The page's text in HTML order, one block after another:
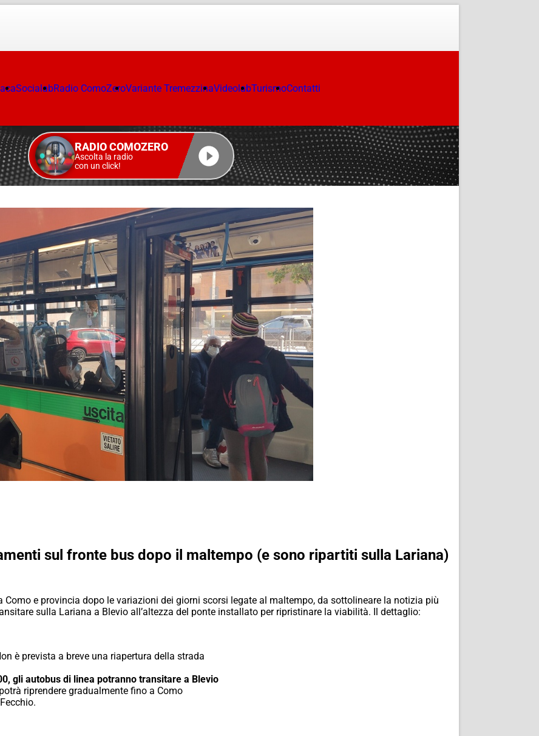
SocialabRadio ComoZeroVariante TremezzinaVideolabTurismoContatti
RADIO COMOZERO
Ascolta la radio
con un click!
sul fronte bus dopo il maltempo (e sono ripartiti sulla Lariana)
Como e provincia dopo le variazioni dei giorni scorsi legate al maltempo, da sottolineare la notizia più
sulla Lariana a Blevio all’altezza del ponte installato per ripristinare la viabilità. Il dettaglio:
è prevista a breve una riapertura della strada
gli autobus di linea potranno transitare a Blevio
riprendere gradualmente fino a Como